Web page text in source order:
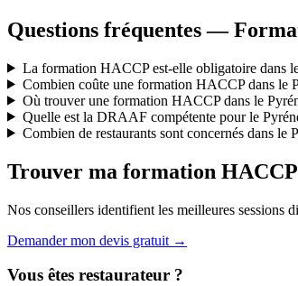
Questions fréquentes —
La formation HACCP est-elle obligatoire dans
Combien coûte une formation HACCP dans le
Où trouver une formation HACCP dans le
Quelle est la DRAAF compétente pour le
Combien de restaurants sont concernés dans le
Trouver ma formation
Nos conseillers identifient les meilleures sessions
Demander mon devis gratuit →
Vous êtes restaurateur ?